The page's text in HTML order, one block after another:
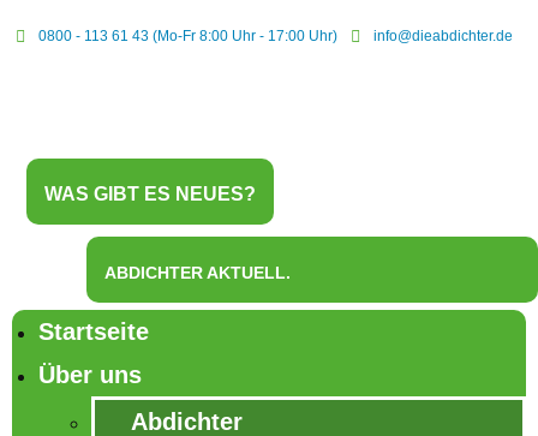
0800 - 113 61 43 (Mo-Fr 8:00 Uhr - 17:00 Uhr) info@dieabdichter.de
WAS GIBT ES NEUES?
ABDICHTER AKTUELL.
Startseite
Über uns
Abdichter